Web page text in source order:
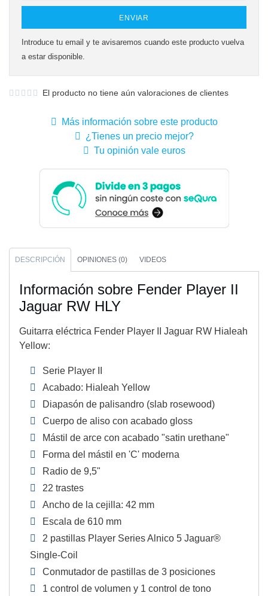
ENVIAR
Introduce tu email y te avisaremos cuando este producto vuelva
a estar disponible.
El producto no tiene aún valoraciones de clientes
Más información sobre este producto
¿Tienes un precio mejor?
Tu opinión vale euros
DESCRIPCIÓN OPINIONES (0) VIDEOS
Información sobre Fender Player II
Jaguar RW HLY
Guitarra eléctrica Fender Player II Jaguar RW Hialeah
Yellow:
Serie Player II
Acabado: Hialeah Yellow
Diapasón de palisandro (slab rosewood)
Cuerpo de aliso con acabado gloss
Mástil de arce con acabado "satin urethane"
Forma del mástil en 'C' moderna
Radio de 9,5"
22 trastes
Ancho de la cejilla: 42 mm
Escala de 610 mm
2 pastillas Player Series Alnico 5 Jaguar®
Single-Coil
Conmutador de pastillas de 3 posiciones
1 control de volumen y 1 control de tono